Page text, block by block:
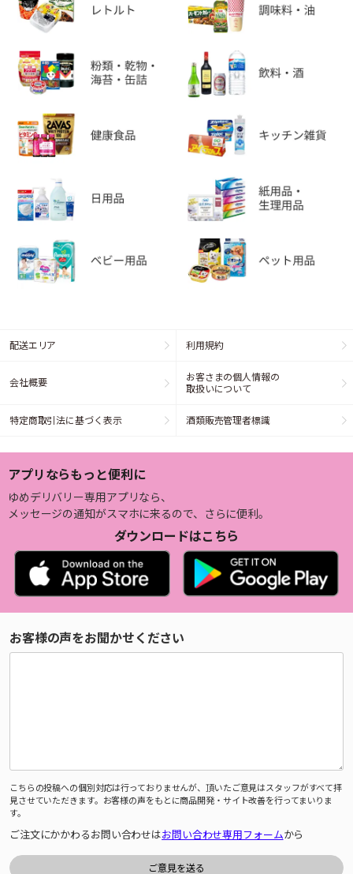
配送エリア 利用規約
会社概要
お客さまの個人情報の
取扱いについて
特定商取引法に基づく表示 酒類販売管理者標識
アプリならもっと便利に
ゆめデリバリー専用アプリなら、
メッセージの通知がスマホに来るので、さらに便利。
ダウンロードはこちら
お客様の声をお聞かせください
こちらの投稿への個別対応は行っておりませんが、頂いたご意見はスタッフがすべて拝
見させていただきます。お客様の声をもとに商品開発・サイト改善を行ってまいりま
す。
ご注文にかかわるお問い合わせはお問い合わせ専用フォームから